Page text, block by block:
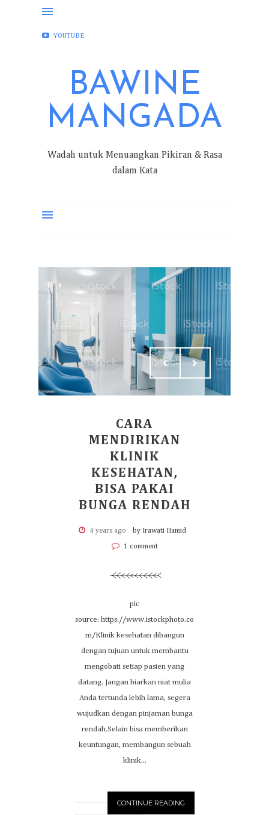
FACEBOOK
YOUTUBE
BAWINE
MANGADA
Wadah untuk Menuangkan Pikiran & Rasa
dalam Kata
CARA
MENDIRIKAN
KLINIK
KESEHATAN,
BISA PAKAI
BUNGA RENDAH
4 years ago by Irawati Hamid
1 comment
pic
source: https://www.istockphoto.co
m/Klinik kesehatan dibangun
dengan tujuan untuk membantu
mengobati setiap pasien yang
datang. Jangan biarkan niat mulia
Anda tertunda lebih lama, segera
wujudkan dengan pinjaman bunga
rendah.Selain bisa memberikan
keuntungan, membangun sebuah
klinik...
CONTINUE READING